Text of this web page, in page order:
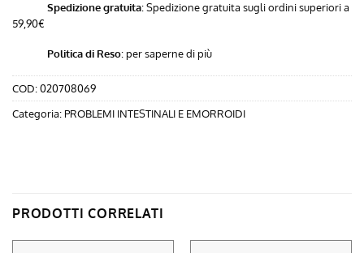
Spedizione gratuita: Spedizione gratuita sugli ordini superiori a
59,90€
Politica di Reso:per saperne di più
COD:020708069
Categoria: PROBLEMI INTESTINALI E EMORROIDI
PRODOTTI CORRELATI